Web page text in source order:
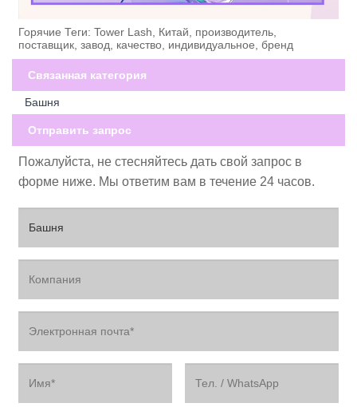
Горячие Теги: Tower Lash, Китай, производитель,
поставщик, завод, качество, индивидуальное, бренд
Связанная категория
Башня
Отправить запрос
Пожалуйста, не стесняйтесь дать свой запрос в
форме ниже. Мы ответим вам в течение 24 часов.